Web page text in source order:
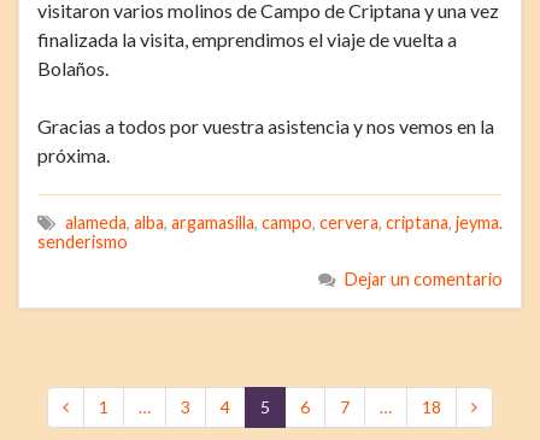
visitaron varios molinos de Campo de Criptana y una vez
finalizada la visita, emprendimos el viaje de vuelta a
Bolaños.
Gracias a todos por vuestra asistencia y nos vemos en la
próxima.
alameda, alba, argamasilla, campo, cervera, criptana, jeyma.
senderismo
Dejar un comentario
1 … 3 4 5 6 7 … 18